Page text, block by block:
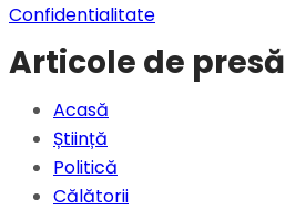
Confidentialitate
Articole de presă
Acasă
Știință
Politică
Călătorii